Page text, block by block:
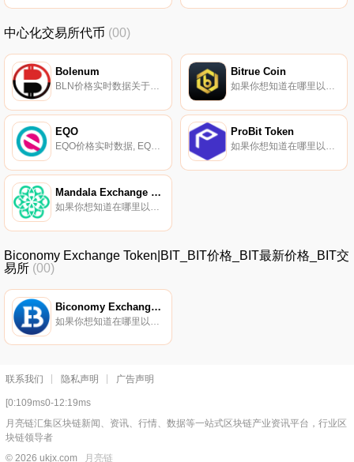
中心化交易所代币 (00)
Bolenum
BLN价格实时数据关于BLN身份,请访问Bolenum官方来源。
Bitrue Coin
EQO
EQO价格实时数据, EQONEX于2020年5月26日推出,是一家位于新加坡的集中式加密货币交易所。母公司Diginex是第一家在纳斯达克上市的加密货币交易所（纳斯达克：EQOS）。EQONEX根据新加坡金融管理局的临时豁免在新加坡境外运营,等待其根据《货币服务法》申请许可证.
ProBit Token
如果你想知道在哪里以当前价格购买ProBit Token,目前交易{ProBit Token]股票的顶级加密货币交易所是ProBit Global。您可以在我们的加密货币交易所页面上找到其他列表。ProBit Token（PROB）是一种加密货币,在以太坊平台上运行.
Mandala Exchange Token
如果你想知道在哪里以当前价格购买Mandala Exchange Token,目前交易{Mandala Exchange Token]股票的顶级加密货币交易所是Mandala exchange。您可以在我们的加密货币交易所页面上找到其他列表。曼达拉交易所于2020年12月开始交易.
Biconomy Exchange Token|BIT_BIT价格_BIT最新价格_BIT交
易所 (00)
Biconomy Exchange Token
联系我们 隐私声明 广告声明
[0:109ms0-12:19ms
月亮链汇集区块链新闻、资讯、行情、数据等一站式区块链产业资讯平台，行业区
块链领导者
© 2026 ukjx.com
月亮链